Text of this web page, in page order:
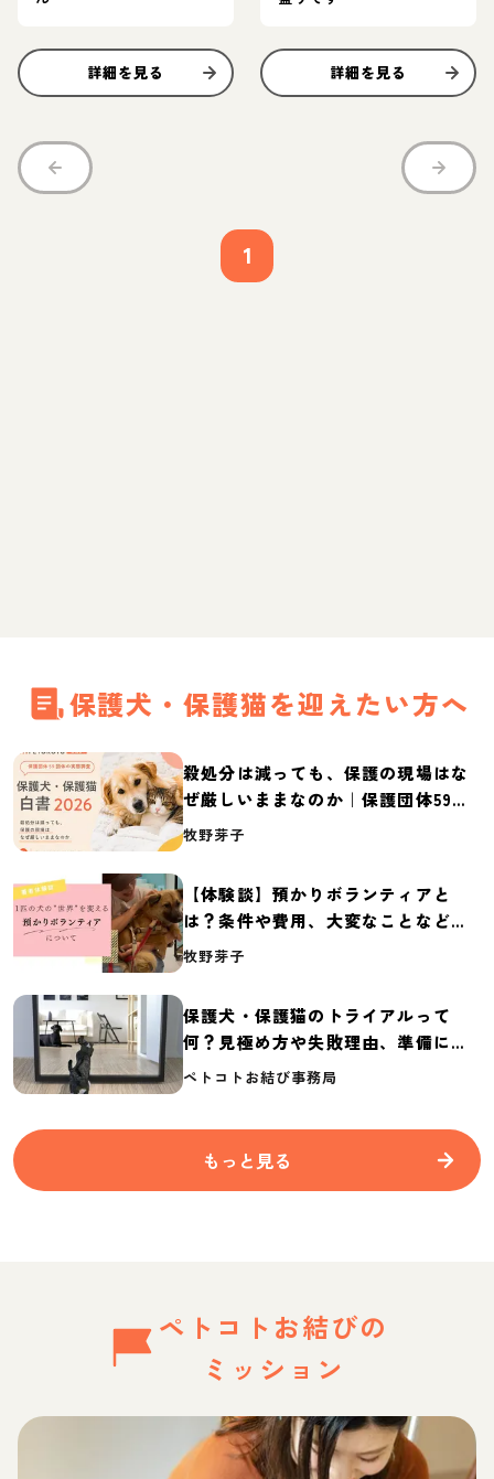
詳細を見る 詳細を見る
1
保護犬・保護猫を迎えたい方へ
殺処分は減っても、保護の現場はな
ぜ厳しいままなのか｜保護団体59団
体の実態調査【保護犬・保護猫白書
牧野芽子
【体験談】預かりボランティアと
は？条件や費用、大変なことなど紹
介
牧野芽子
保護犬・保護猫のトライアルって
何？見極め方や失敗理由、準備に必
要なものを紹介
ペトコトお結び事務局
もっと見る
ペトコトお結びの
ミッション